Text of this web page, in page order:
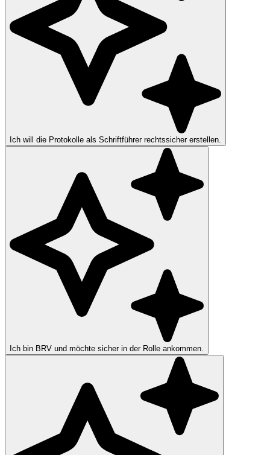
Ich will die Protokolle als Schriftführer rechtssicher erstellen.
Ich bin BRV und möchte sicher in der Rolle ankommen.